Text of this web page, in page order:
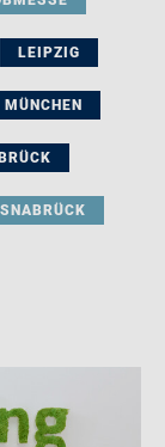
LEIPZIG
MÜNCHEN